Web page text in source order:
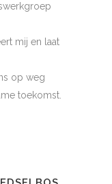
mij en laat
op weg
toekomst.